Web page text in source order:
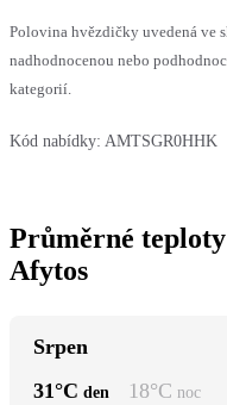
Polovina hvězdičky uvedená ve
nadhodnocenou nebo
kategorií.
Kód nabídky: AMTSGR0HHK
Průměrné
Afytos
Srpen
31°C den 18°C noc